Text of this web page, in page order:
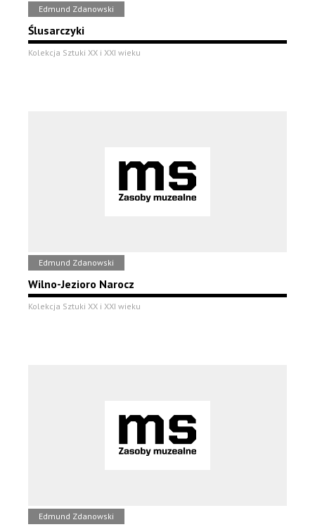
Edmund Zdanowski
Ślusarczyki
Kolekcja Sztuki XX i XXI wieku
Edmund Zdanowski
Wilno-Jezioro Narocz
Kolekcja Sztuki XX i XXI wieku
Edmund Zdanowski